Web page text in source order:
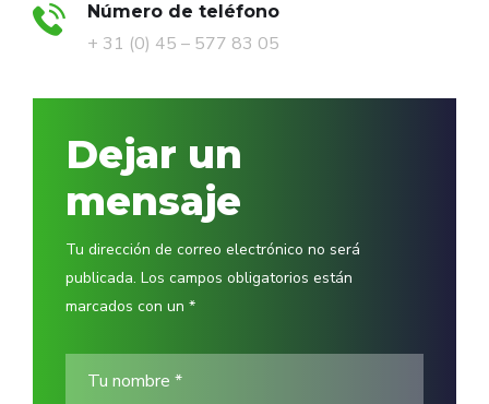
Número de teléfono
+ 31 (0) 45 – 577 83 05
Dejar un
mensaje
Tu dirección de correo electrónico no será
publicada. Los campos obligatorios están
marcados con un *